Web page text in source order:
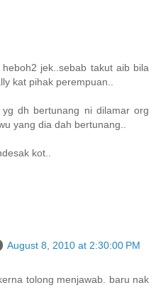
jek..sebab takut aib bila
kat pihak perempuan..
dh bertunang ni dilamar org
yang dia dah bertunang..
kot..
August 8, 2010 at 2:30:00 PM
tolong menjawab. baru nak